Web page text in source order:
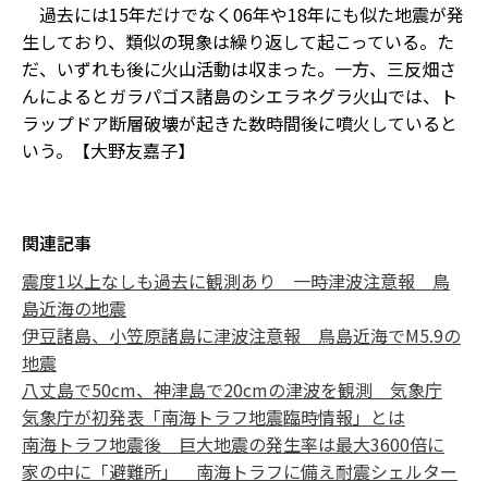
過去には15年だけでなく06年や18年にも似た地震が発
生しており、類似の現象は繰り返して起こっている。た
だ、いずれも後に火山活動は収まった。一方、三反畑さ
んによるとガラパゴス諸島のシエラネグラ火山では、ト
ラップドア断層破壊が起きた数時間後に噴火していると
いう。【大野友嘉子】
関連記事
震度1以上なしも過去に観測あり 一時津波注意報 鳥
島近海の地震
伊豆諸島、小笠原諸島に津波注意報 鳥島近海でM5.9の
地震
八丈島で50cm、神津島で20cmの津波を観測 気象庁
気象庁が初発表「南海トラフ地震臨時情報」とは
南海トラフ地震後 巨大地震の発生率は最大3600倍に
家の中に「避難所」 南海トラフに備え耐震シェルター